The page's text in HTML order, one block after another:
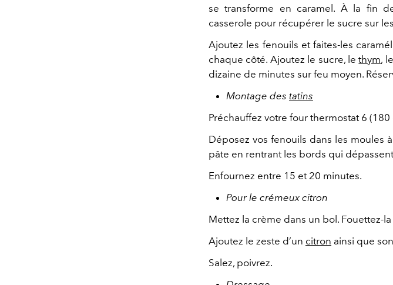
se transforme en caramel. À la fin
casserole pour récupérer le sucre sur
Ajoutez les fenouils et faites-les
chaque côté. Ajoutez le sucre, lethym,
dizaine de minutes sur feu moyen.
Montage des tatins
Préchauffez votre four thermostat 6 (180
Déposez vos fenouils dans les moules
pâte en rentrant les bords qui
Enfournez entre 15 et 20 minutes.
Pour le crémeux citron
Mettez la crème dans un bol. Fouettez-
Ajoutez le zeste d’un citron ainsi que
Salez, poivrez.